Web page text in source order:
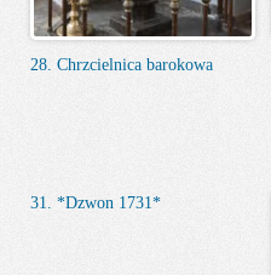
28. Chrzcielnica barokowa
31. *Dzwon 1731*